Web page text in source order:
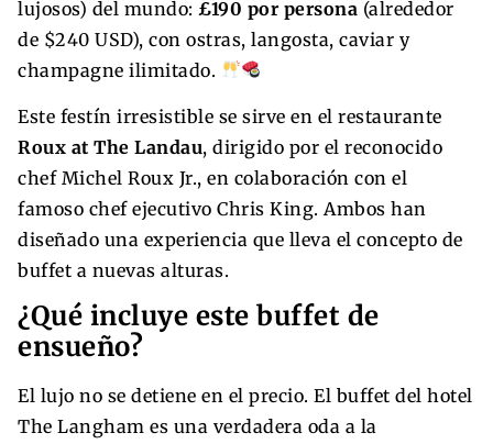
lujosos) del mundo: £190 por persona (alrededor
de $240 USD), con ostras, langosta, caviar y
champagne ilimitado.
Este festín irresistible se sirve en el restaurante
Roux at The Landau, dirigido por el reconocido
chef Michel Roux Jr., en colaboración con el
famoso chef ejecutivo Chris King. Ambos han
diseñado una experiencia que lleva el concepto de
buffet a nuevas alturas.
¿Qué incluye este buffet de
ensueño?
El lujo no se detiene en el precio. El buffet del hotel
The Langham es una verdadera oda a la